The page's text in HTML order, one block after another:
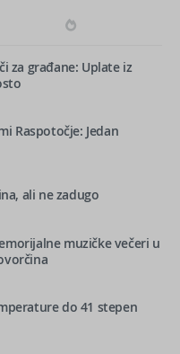
za građane: Uplate iz
Raspotočje: Jedan
ali ne zadugo
muzičke večeri u
do 41 stepen